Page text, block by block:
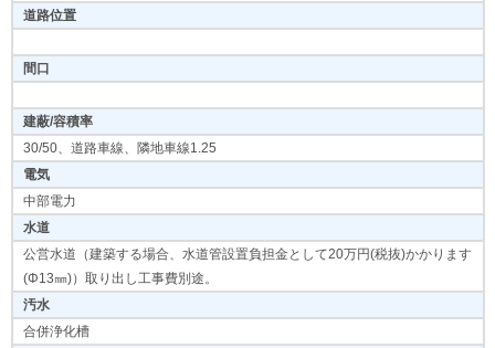
道路位置
間口
建蔽/容積率
30/50、道路車線、隣地車線1.25
電気
中部電力
水道
公営水道（建築する場合、水道管設置負担金として20万円(税抜)かかります
(Φ13㎜)）取り出し工事費別途。
汚水
合併浄化槽